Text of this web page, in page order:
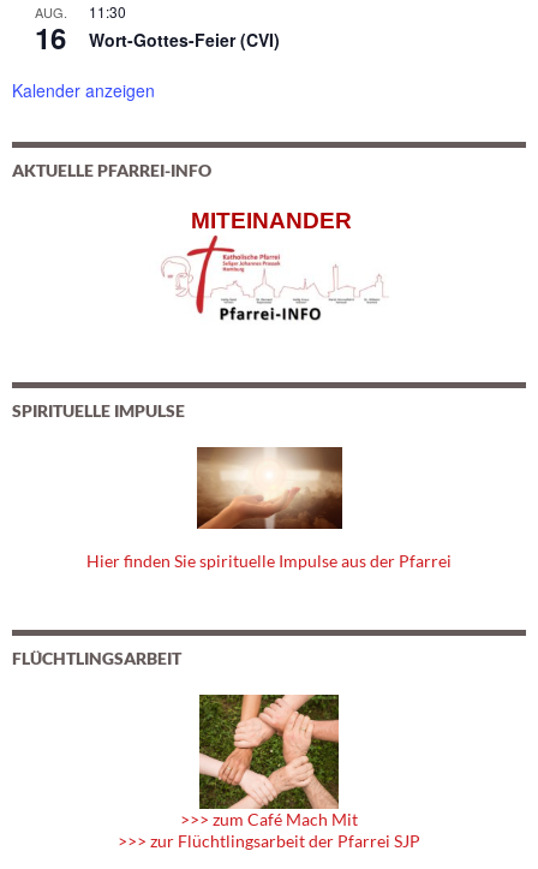
AUG.
16
11:30
Wort-Gottes-Feier (CVI)
Kalender anzeigen
AKTUELLE PFARREI-INFO
MITEINANDER
SPIRITUELLE IMPULSE
Hier finden Sie spirituelle Impulse aus der Pfarrei
FLÜCHTLINGSARBEIT
>>> zum Café Mach Mit
>>> zur Flüchtlingsarbeit der Pfarrei SJP